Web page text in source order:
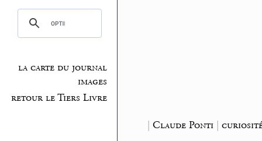
la carte du journal
images
retour le Tiers Livre
| Claude Ponti|